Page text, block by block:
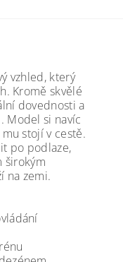
vzhled, který
Kromě skvělé
dovednosti a
Model si navíc
stojí v cestě.
po podlaze,
širokým
na zemi.